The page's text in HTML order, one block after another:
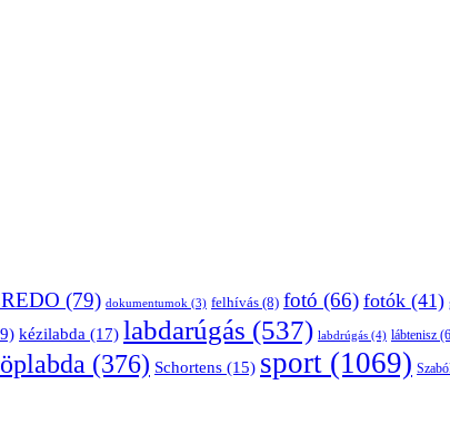
(79) dokumentumok (3) felhívás (8) fotó (66) fotók (41)
kézilabda (17) labdarúgás (537) labdrúgás (4) lábtenisz
(376) Schortens (15) sport (1069)